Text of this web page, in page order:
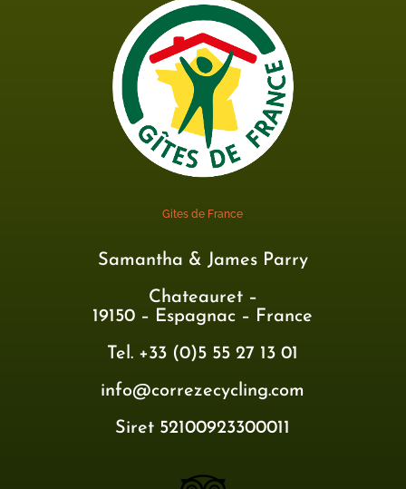
Gites de France
Samantha & James Parry
Chateauret –
19150 – Espagnac – France
Tel. +33 (0)5 55 27 13 01
info@correzecycling.com
Siret 52100923300011